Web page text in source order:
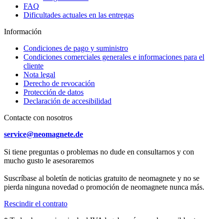
FAQ
Dificultades actuales en las entregas
Información
Condiciones de pago y suministro
Condiciones comerciales generales e informaciones para el
cliente
Nota legal
Derecho de revocación
Protección de datos
Declaración de accesibilidad
Contacte con nosotros
service@neomagnete.de
Si tiene preguntas o problemas no dude en consultarnos y con
mucho gusto le asesoraremos
Suscríbase al boletín de noticias gratuito de neomagnete y no se
pierda ninguna novedad o promoción de neomagnete nunca más.
Rescindir el contrato